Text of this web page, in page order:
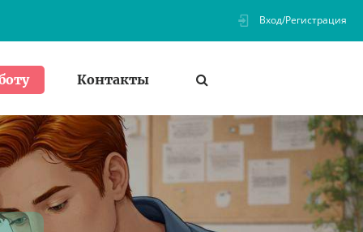
Вход/Регистрация
Контакты